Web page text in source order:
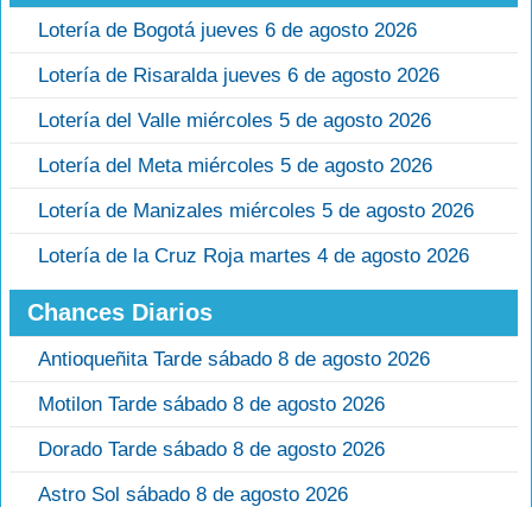
Lotería de Bogotá jueves 6 de agosto 2026
Lotería de Risaralda jueves 6 de agosto 2026
Lotería del Valle miércoles 5 de agosto 2026
Lotería del Meta miércoles 5 de agosto 2026
Lotería de Manizales miércoles 5 de agosto 2026
Lotería de la Cruz Roja martes 4 de agosto 2026
Chances Diarios
Antioqueñita Tarde sábado 8 de agosto 2026
Motilon Tarde sábado 8 de agosto 2026
Dorado Tarde sábado 8 de agosto 2026
Astro Sol sábado 8 de agosto 2026